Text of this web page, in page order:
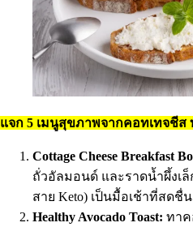
แจก 5 เมนูสุขภาพจากคอทเทจชีส
Cottage Cheese Breakfast
ถั่วอัลมอนด์ และราดน้ำผึ้งเ
สาย Keto) เป็นมื้อเช้าที่สดชื่น
Healthy Avocado Toast: ทาค